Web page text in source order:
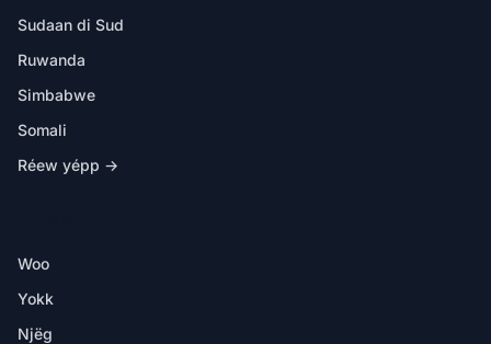
Sudaan di Sud
Ruwanda
Simbabwe
Somali
Réew yépp →
Woo
Yokk
Njëg